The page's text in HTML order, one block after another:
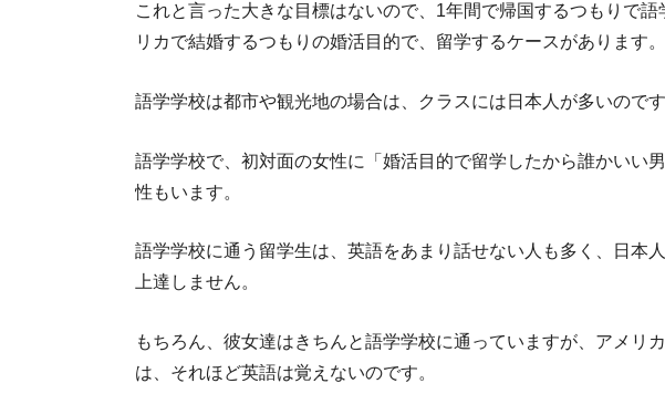
これと言った大きな目標はないので、1年間で帰国するつもりで
リカで結婚するつもりの婚活目的で、留学するケースがあります。
語学学校は都市や観光地の場合は、クラスには日本人が多いのです
語学学校で、初対面の女性に「婚活目的で留学したから誰かいい
性もいます。
語学学校に通う留学生は、英語をあまり話せない人も多く、日本
上達しません。
もちろん、彼女達はきちんと語学学校に通っていますが、アメリ
は、それほど英語は覚えないのです。